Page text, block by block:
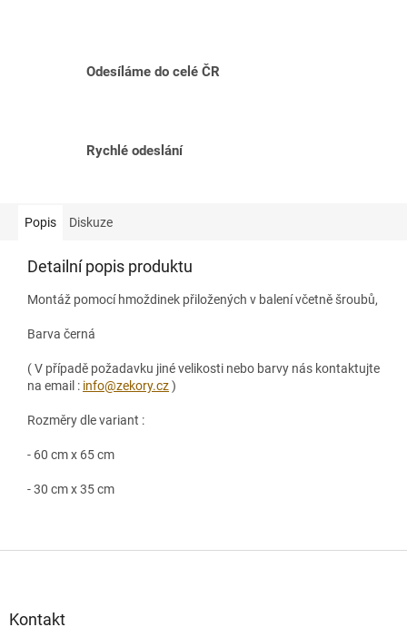
Odesíláme do celé ČR
Rychlé odeslání
Popis Diskuze
Detailní popis produktu
Montáž pomocí hmoždinek přiložených v balení včetně šroubů,
Barva černá
( V případě požadavku jiné velikosti nebo barvy nás kontaktujte
na email : info@zekory.cz)
Rozměry dle variant :
- 60 cm x 65 cm
- 30 cm x 35 cm
Kontakt